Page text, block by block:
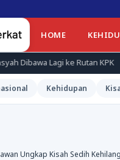
HOME
KPK Terduga
Kehidupan
Ungkap Kisah Sedih